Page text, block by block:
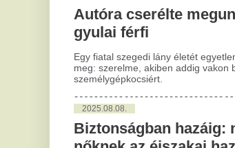
2025.07.30.
Matolcsy György elmondta,
vásárolt Magyarország 110
aranyat
Matolcsy György, a Magyar Nemzeti Bank
csatornájára, melyben Magyarország
történelmi jelentőségű növeléséről beszélt,
2025.01.30.